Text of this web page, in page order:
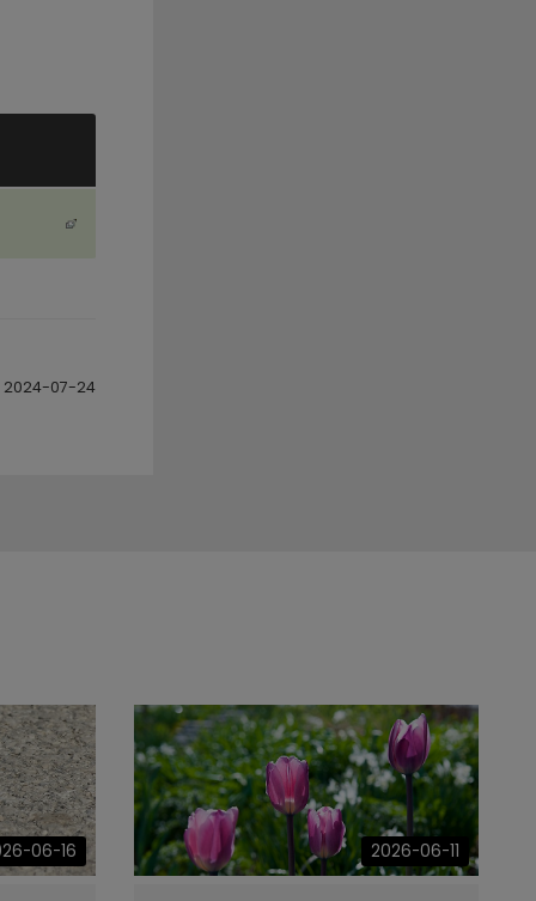
2024-07-24
06-16 2026-06-11